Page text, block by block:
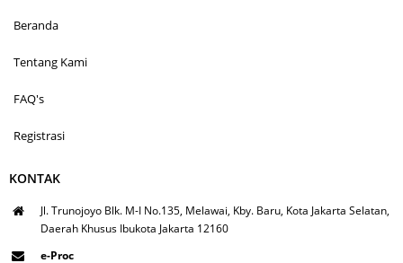
Beranda
Tentang Kami
FAQ's
Registrasi
KONTAK
Jl. Trunojoyo Blk. M-I No.135, Melawai, Kby. Baru, Kota Jakarta Selatan,
Daerah Khusus Ibukota Jakarta 12160
e-Proc